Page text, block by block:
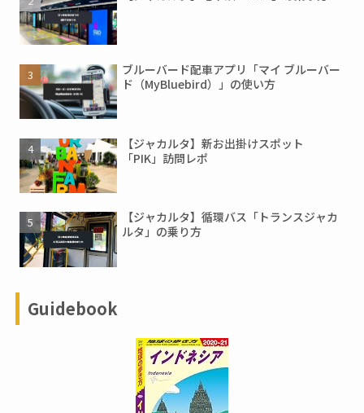
ブルーバード配車アプリ「マイ ブルーバー
ド（MyBluebird）」の使い方
【ジャカルタ】新お出掛けスポット
「PIK」訪問レポ
【ジャカルタ】循環バス「トランスジャカ
ルタ」の乗り方
Guidebook